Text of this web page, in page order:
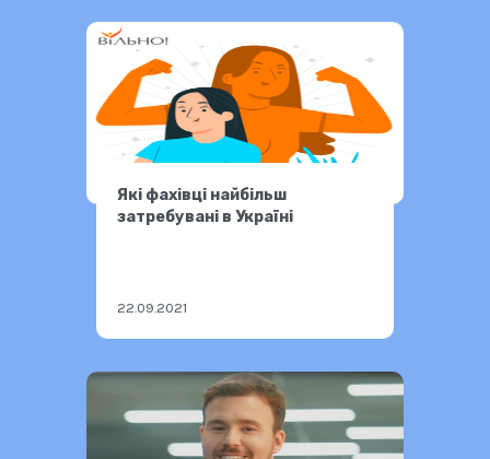
Які фахівці найбільш
затребувані в Україні
22.09.2021